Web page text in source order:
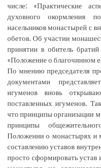
числе: «Практические
духовного окормления
насельников монастырей с
обетов. Об участии
принятии в обитель
«Положение о благочинном
По мнению председателя
документами
игуменов вновь
поставленных игуменов.
что принципы организации
принципы
Положении о монастырях и
составлению уставов
просто сформировать устав